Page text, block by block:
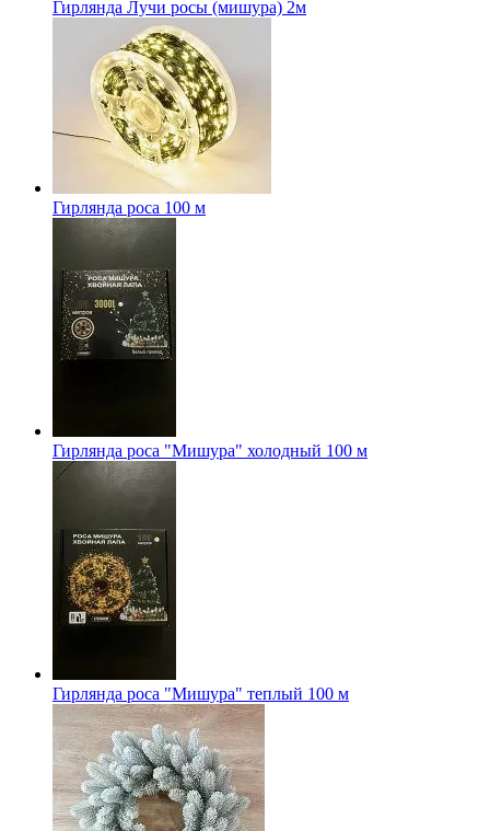
Гирлянда Лучи росы (мишура) 2м
Гирлянда роса 100 м
Гирлянда роса "Мишура" холодный 100 м
Гирлянда роса "Мишура" теплый 100 м